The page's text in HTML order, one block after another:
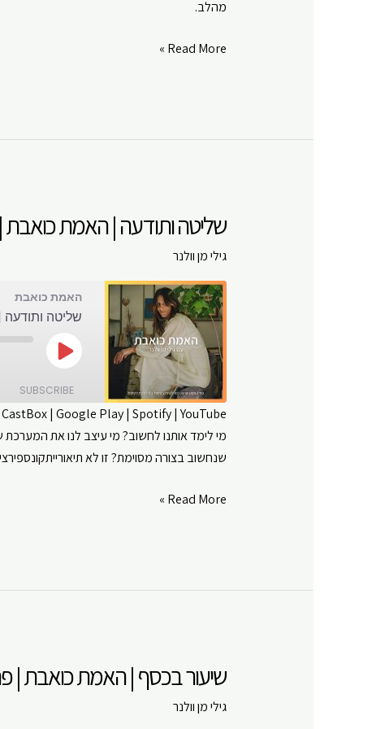
מהלב.
את/ה
כואבת
104
Read More »
שליטה ותודעה | האמת כואבת |
גילי מן וולנר
האמת כואבת
שליטה ותודעה
Play
Episode
SUBSCRIBE
Amazon
Google Play
RSS FEED
SHARE
EMBED
CastBox|Google Play|Spotify|YouTube
מי לימד אותנו לחשוב? מי עיצב לנו את המערכת
שנחשוב בצורה מסוימת? זו לא
שליטה
כואבת
103
Read More »
שיעור בכסף | האמת כואבת |
גילי מן וולנר